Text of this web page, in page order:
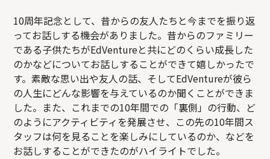
10周年記念として、昔からの友人たちと今までを振り返
ってお話しする機会がありました。昔からのファミリー
である子供たちがEdVentureと共にどのくらい成長した
のかなどについてお話しすることができて嬉しかったで
す。素敵な思い出や友人の話、そしてEdVentureが彼ら
の人生にどんな影響を与えているのか聞くことができま
した。また、これまでの10年間での「裏側」の行動、ど
のようにアクティビティを発展させ、この先の10年間ス
タッフは何を見ることを楽しみにしているのか、などを
お話しすることができたのがハイライトでした。